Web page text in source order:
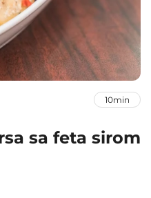
10min
sa feta sirom